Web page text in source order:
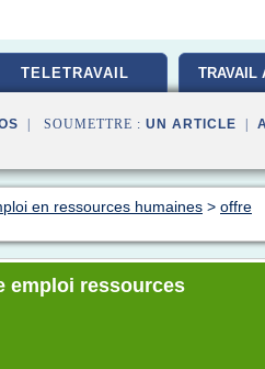
TELETRAVAIL TRAVAIL
| SOUMETTRE : UN ARTICLE
en ressources humaines > offre
emploi ressources